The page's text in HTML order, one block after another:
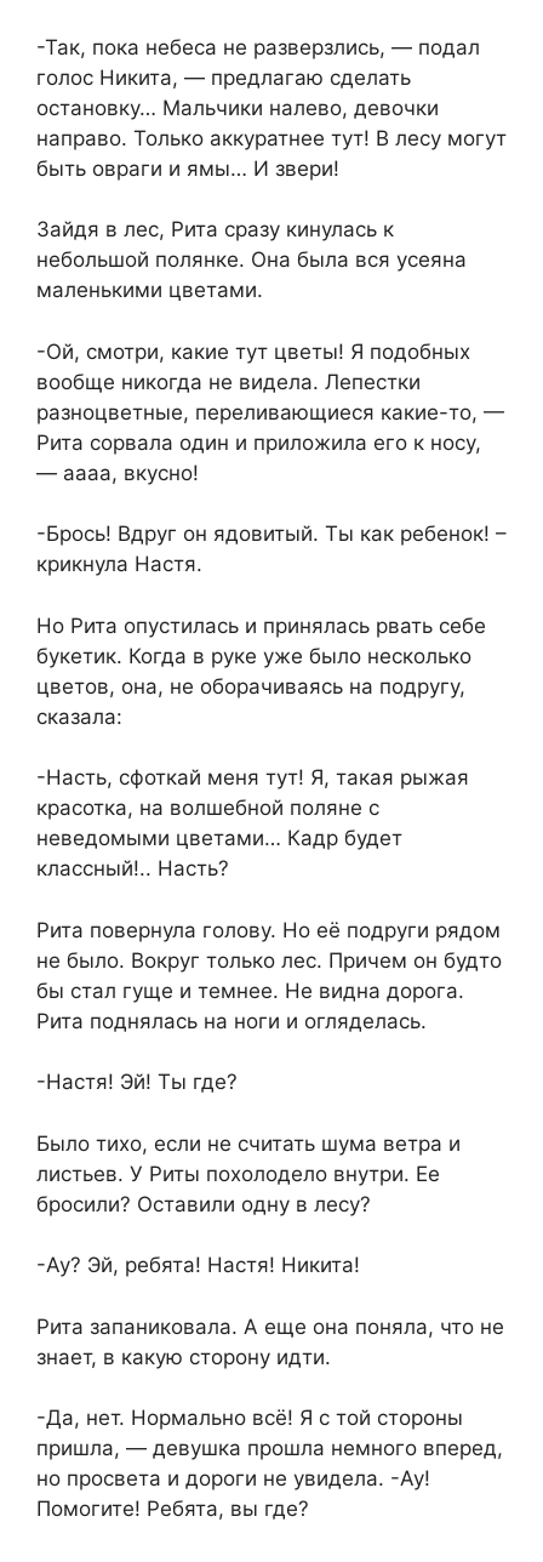
-Так, пока небеса не разверзлись, — подал
голос Никита, — предлагаю сделать
остановку… Мальчики налево, девочки
направо. Только аккуратнее тут! В лесу могут
быть овраги и ямы… И звери!
Зайдя в лес, Рита сразу кинулась к
небольшой полянке. Она была вся усеяна
маленькими цветами.
-Ой, смотри, какие тут цветы! Я подобных
вообще никогда не видела. Лепестки
разноцветные, переливающиеся какие-то, —
Рита сорвала один и приложила его к носу,
— аааа, вкусно!
-Брось! Вдруг он ядовитый. Ты как ребенок! –
крикнула Настя.
Но Рита опустилась и принялась рвать себе
букетик. Когда в руке уже было несколько
цветов, она, не оборачиваясь на подругу,
сказала:
-Насть, сфоткай меня тут! Я, такая рыжая
красотка, на волшебной поляне с
неведомыми цветами… Кадр будет
классный!.. Насть?
Рита повернула голову. Но её подруги рядом
не было. Вокруг только лес. Причем он будто
бы стал гуще и темнее. Не видна дорога.
Рита поднялась на ноги и огляделась.
-Настя! Эй! Ты где?
Было тихо, если не считать шума ветра и
листьев. У Риты похолодело внутри. Ее
бросили? Оставили одну в лесу?
-Ау? Эй, ребята! Настя! Никита!
Рита запаниковала. А еще она поняла, что не
знает, в какую сторону идти.
-Да, нет. Нормально всё! Я с той стороны
пришла, — девушка прошла немного вперед,
но просвета и дороги не увидела. -Ау!
Помогите! Ребята, вы где?